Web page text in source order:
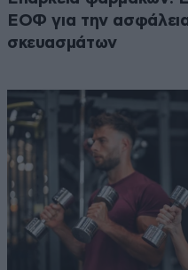
ΕΟΦ για την
σκευασμάτων